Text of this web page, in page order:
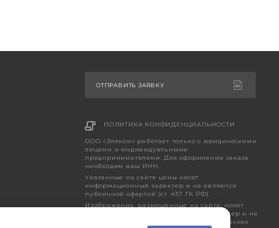
ОТПРАВИТЬ ЗАЯВКУ
ПОЛИТИКА КОНФИДЕНЦИАЛЬНОСТИ
ООО «Элекон» работает только с юридическими
лицами и индивидуальными
предпринимателями. Для оформления заказа
необходим ваш ИНН.
Указанные на сайте цены носят
информационный характер и не являются
публичной офертой (ст. 437 ГК РФ).
Изображения, размещенные на сайте, носят
исключительно ознакомительный характер и не
являются точным отображением фактических